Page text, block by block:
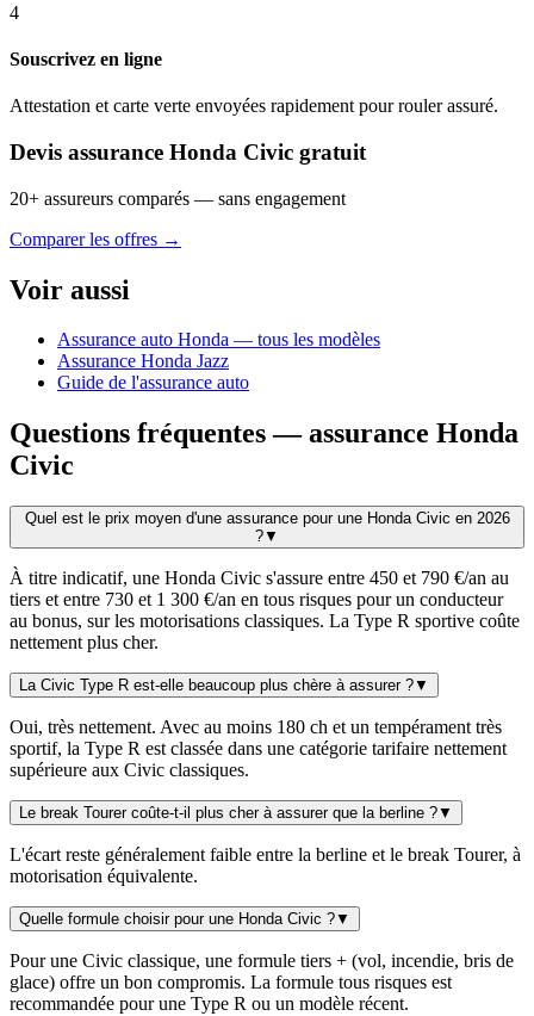
4
Souscrivez en ligne
Attestation et carte verte envoyées rapidement pour rouler assuré.
Devis assurance Honda Civic gratuit
20+ assureurs comparés — sans engagement
Comparer les offres →
Voir aussi
Assurance auto Honda — tous les modèles
Assurance Honda Jazz
Guide de l'assurance auto
Questions fréquentes — assurance Honda
Civic
Quel est le prix moyen d'une assurance pour une Honda Civic en 2026
?▼
À titre indicatif, une Honda Civic s'assure entre 450 et 790 €/an au
tiers et entre 730 et 1 300 €/an en tous risques pour un conducteur
au bonus, sur les motorisations classiques. La Type R sportive coûte
nettement plus cher.
La Civic Type R est-elle beaucoup plus chère à assurer ?▼
Oui, très nettement. Avec au moins 180 ch et un tempérament très
sportif, la Type R est classée dans une catégorie tarifaire nettement
supérieure aux Civic classiques.
Le break Tourer coûte-t-il plus cher à assurer que la berline ?▼
L'écart reste généralement faible entre la berline et le break Tourer, à
motorisation équivalente.
Quelle formule choisir pour une Honda Civic ?▼
Pour une Civic classique, une formule tiers + (vol, incendie, bris de
glace) offre un bon compromis. La formule tous risques est
recommandée pour une Type R ou un modèle récent.